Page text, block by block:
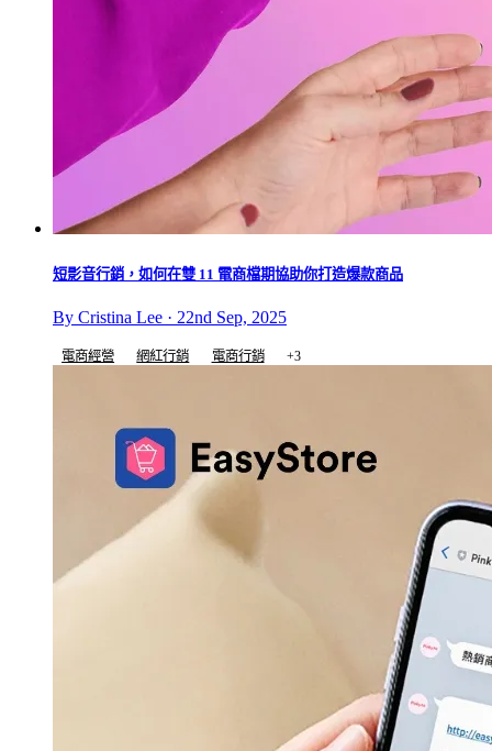
短影音行銷，如何在雙 11 電商檔期協助你打造爆款商品
By Cristina Lee · 22nd Sep, 2025
電商經營 網紅行銷 電商行銷 +3